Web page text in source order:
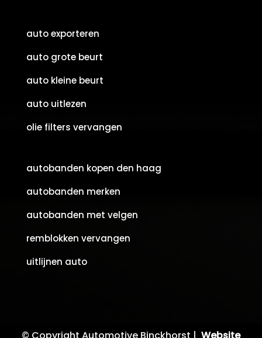
auto exporteren
auto grote beurt
auto kleine beurt
auto uitlezen
olie filters vervangen
autobanden kopen den haag
autobanden merken
autobanden met velgen
remblokken vervangen
uitlijnen auto